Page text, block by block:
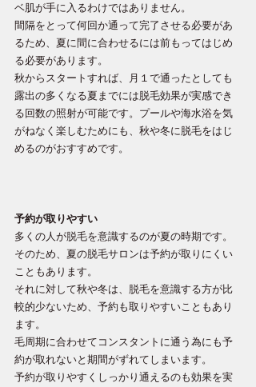
ベ肌が手に入るわけではありません。
間隔をとって何回か通って完了させる必要があ
るため、夏に間に合わせるには前もってはじめ
る必要があります。
秋からスタートすれば、月１で通ったとしても
露出の多くなる夏までには脱毛効果が実感でき
る回数の照射が可能です。プールや海水浴を気
がねなく楽しむためにも、秋や冬に脱毛をはじ
めるのがおすすめです。
予約が取りやすい
多くの人が脱毛を意識するのが夏の時期です。
そのため、夏の脱毛サロンは予約が取りにくい
こともあります。
それに対して秋や冬は、脱毛を意識する方が比
較的少ないため、予約も取りやすいこともあり
ます。
毛周期に合わせてコンスタントに通う為にも予
約が取れないと期間がずれてしまいます。
予約が取りやすくしっかり通えるのも効果を実